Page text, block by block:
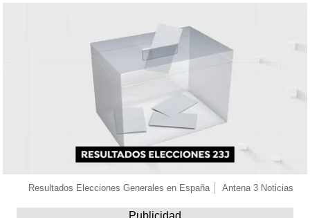
Resultados Elecciones Generales en España Antena 3 Noticias